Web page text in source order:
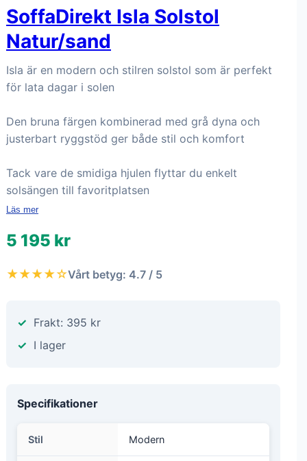
SoffaDirekt Isla Solstol
Natur/sand
Isla är en modern och stilren solstol som är perfekt
för lata dagar i solen
Den bruna färgen kombinerad med grå dyna och
justerbart ryggstöd ger både stil och komfort
Tack vare de smidiga hjulen flyttar du enkelt
solsängen till favoritplatsen
Läs mer
5 195 kr
★★★★☆Vårt betyg: 4.7 / 5
Frakt: 395 kr
I lager
Specifikationer
Stil Modern